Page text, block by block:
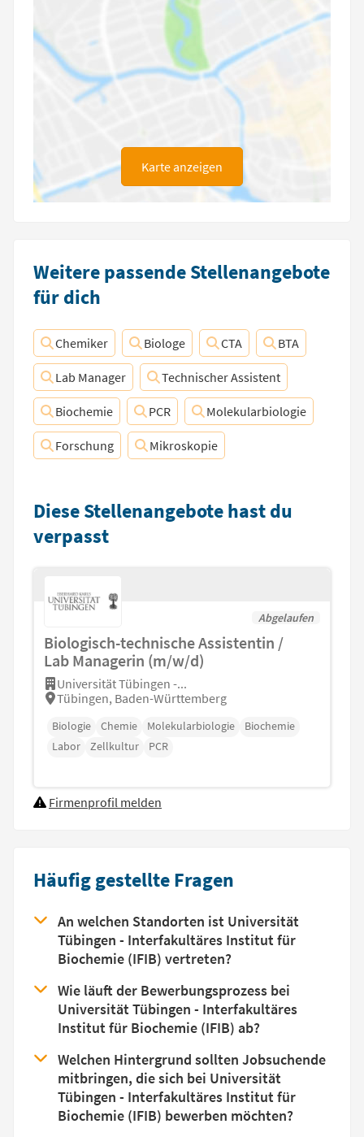
Karte anzeigen
Weitere passende Stellenangebote
für dich
Chemiker Biologe CTA BTA
Lab Manager Technischer Assistent
Biochemie PCR Molekularbiologie
Forschung Mikroskopie
Diese Stellenangebote hast du
verpasst
Abgelaufen
Biologisch-technische Assistentin /
Lab Managerin (m/w/d)
Universität Tübingen -...
Tübingen, Baden-Württemberg
Biologie Chemie Molekularbiologie
Biochemie
Labor
Zellkultur PCR
Firmenprofil melden
Häufig gestellte Fragen
An welchen Standorten ist Universität
Tübingen - Interfakultäres Institut für
Biochemie (IFIB) vertreten?
Wie läuft der Bewerbungsprozess bei
Universität Tübingen - Interfakultäres
Institut für Biochemie (IFIB) ab?
Welchen Hintergrund sollten Jobsuchende
mitbringen, die sich bei Universität
Tübingen - Interfakultäres Institut für
Biochemie (IFIB) bewerben möchten?